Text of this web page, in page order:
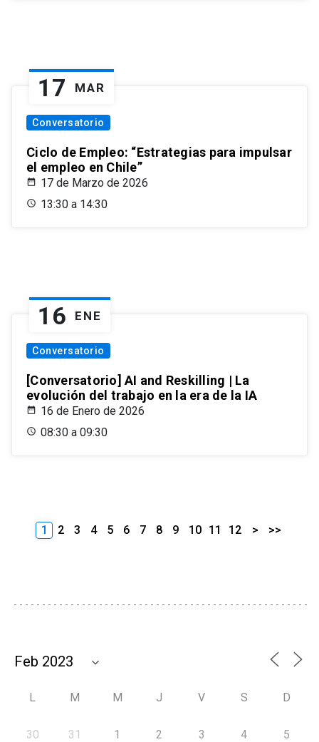
17 MAR
Conversatorio
Ciclo de Empleo: “Estrategias para impulsar
el empleo en Chile”
17 de Marzo de 2026
13:30 a 14:30
16 ENE
Conversatorio
[Conversatorio] AI and Reskilling | La
evolución del trabajo en la era de la IA
16 de Enero de 2026
08:30 a 09:30
1 2 3 4 5 6 7 8 9 10 11 12 > >>
L M M J V S D
30 31 1 2 3 4 5